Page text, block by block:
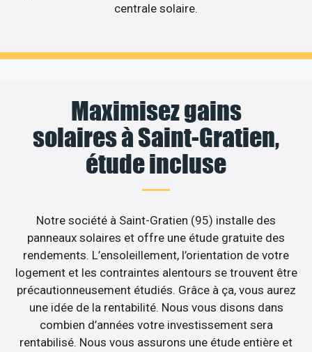
centrale solaire.
Maximisez gains
solaires à Saint-Gratien,
étude incluse
Notre société à Saint-Gratien (95) installe des
panneaux solaires et offre une étude gratuite des
rendements. L’ensoleillement, l’orientation de votre
logement et les contraintes alentours se trouvent être
précautionneusement étudiés. Grâce à ça, vous aurez
une idée de la rentabilité. Nous vous disons dans
combien d’années votre investissement sera
rentabilisé. Nous vous assurons une étude entière et